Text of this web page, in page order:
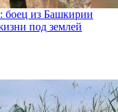
боец из Башкирии
под землей